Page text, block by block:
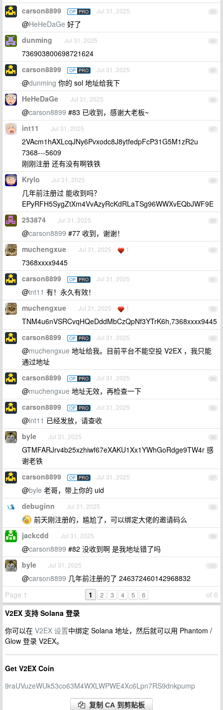
83
carson8899 OP PRO Jul 31, 2025
@HeHeDaGe 好了
84
dunming Jul 31, 2025
736903800698721624
85
carson8899 OP PRO Jul 31, 2025
@dunming 你的 sol 地址给我下
86
HeHeDaGe Jul 31, 2025
@carson8899 #83 已收到，感谢大老板~
87
int11 Jul 31, 2025
2VAcm1hAXLcqJNy6Pvxodc8J8ytfedpFcP31G5M1zR2u
7368---5609
刚刚注册 还有没有啊铁铁
88
Krylo Jul 31, 2025
几年前注册过 能收到吗？
EPyRFH5SygZtXm4VvAzyRcKdRLaTSg96WWXvEQbJWF9E
89
253874 Jul 31, 2025
@carson8899 #77 收到，谢谢！
90
muchengxue Jul 31, 2025 1
7368xxxx9445
91
carson8899 OP PRO Jul 31, 2025
@int11 有！永久有效！
92
muchengxue Jul 31, 2025 1
TNM4u6nVSRCvqHQeDddMbCzQpNf3YTrK6h,7368xxxx9445
93
carson8899 OP PRO Jul 31, 2025
@muchengxue 地址给我。目前平台不能空投 V2EX ，我只能
通过地址
94
carson8899 OP PRO Jul 31, 2025
@muchengxue 地址无效，再检查一下
95
carson8899 OP PRO Jul 31, 2025
@int11 已经发放，请查收
96
byle Jul 31, 2025
GTMFARJrv4b25xzhiwf67eXAKU1Xx1YWhGoRdge9TW4r 感
谢老铁
97
carson8899 OP PRO Jul 31, 2025
@byle 老哥，带上你的 uid
98
debuginn Jul 31, 2025
前天刚注册的，尴尬了，可以绑定大佬的邀请码么
99
jackcdd Jul 31, 2025
@carson8899 #82 没收到啊 是我地址错了吗
100
byle Jul 31, 2025
@carson8899 几年前注册的了 246372460142968832
Page 1
of 6
1 2 3 4 5 6
V2EX 支持 Solana 登录
你可以在 V2EX 设置中绑定 Solana 地址，然后就可以用 Phantom /
Glow 登录 V2EX。
Get V2EX Coin
9raUVuzeWUk53co63M4WXLWPWE4Xc6Lpn7RS9dnkpump
复制 CA 到剪贴板